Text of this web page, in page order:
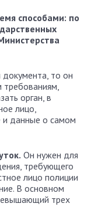
способами: по
то он
требованиям,
орган, в
лицо,
и данные о самом
Он нужен для
требующего
лицо полиции
В основном
трех